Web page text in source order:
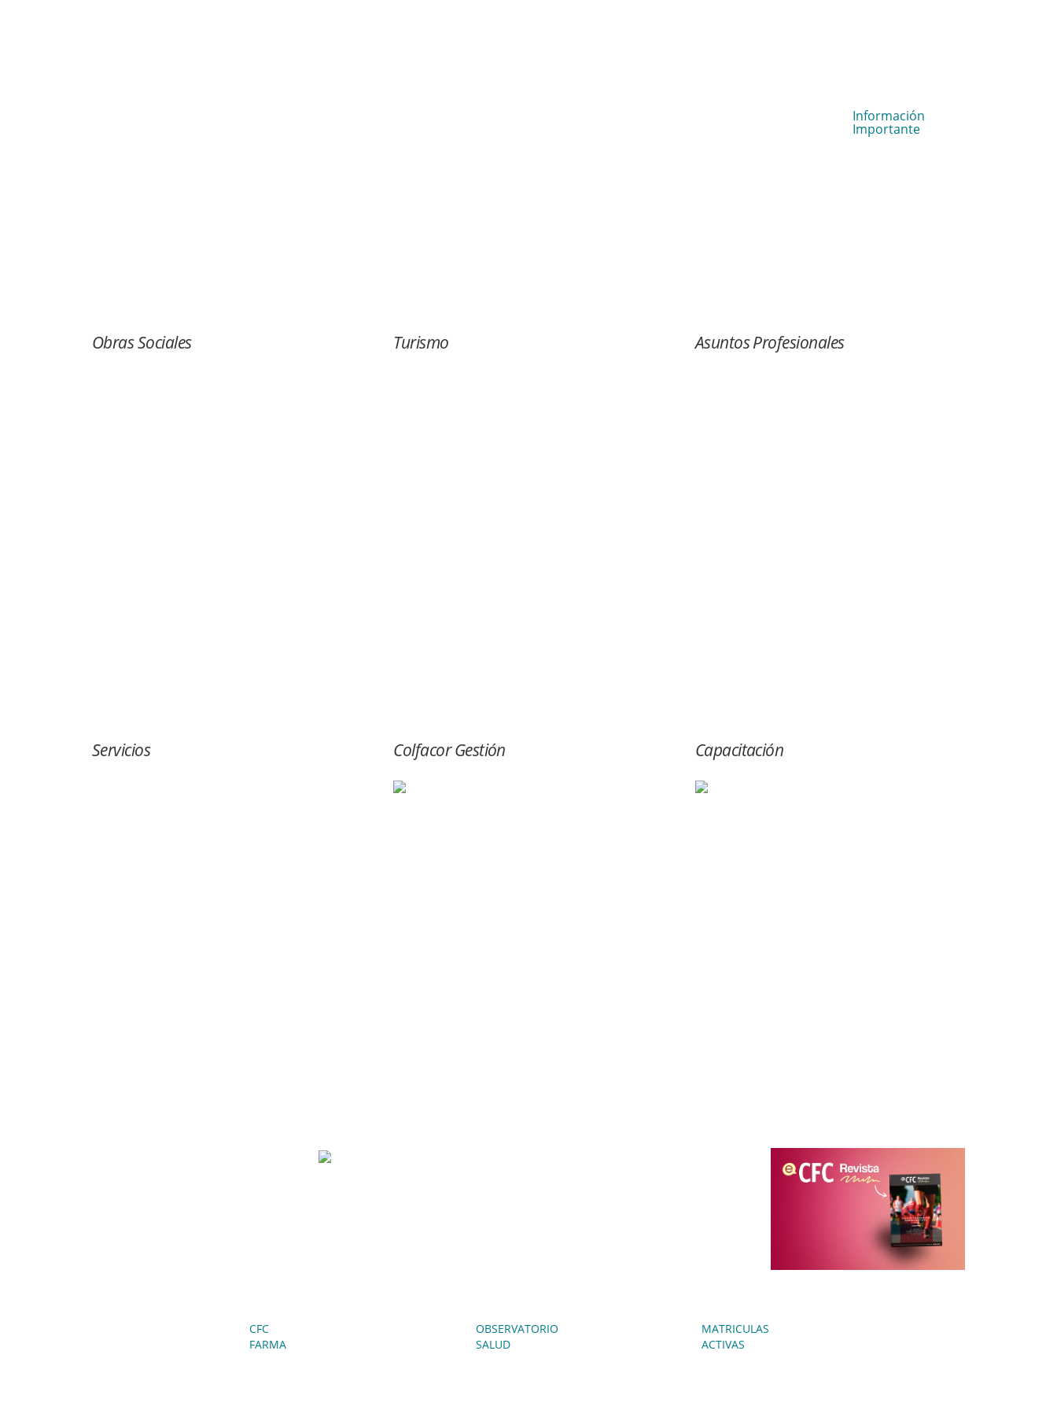
Inicia 28 de agosto
Información
Importante
Obras Sociales Turismo Asuntos Profesionales
Servicios Colfacor Gestión Capacitación
CFC
FARMA
OBSERVATORIO
SALUD
MATRICULAS
ACTIVAS